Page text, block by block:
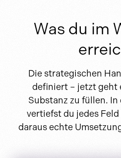
Was du im
Die strategischen
definiert – jetzt geht
Substanz zu füllen. In
vertiefst du jedes
daraus echte